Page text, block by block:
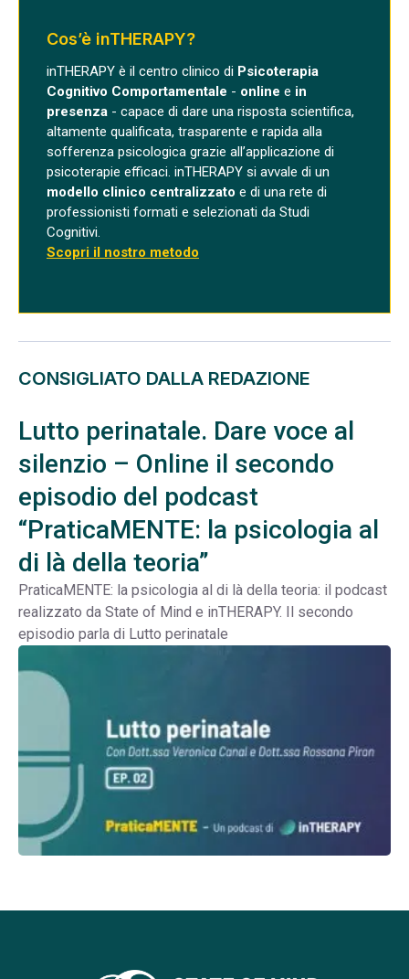
Cos’è inTHERAPY?
inTHERAPY è il centro clinico di Psicoterapia
Cognitivo Comportamentale - online e in
presenza - capace di dare una risposta scientifica,
altamente qualificata, trasparente e rapida alla
sofferenza psicologica grazie all’applicazione di
psicoterapie efficaci. inTHERAPY si avvale di un
modello clinico centralizzato e di una rete di
professionisti formati e selezionati da Studi
Cognitivi.
Scopri il nostro metodo
CONSIGLIATO DALLA REDAZIONE
Lutto perinatale. Dare voce al
silenzio – Online il secondo
episodio del podcast
“PraticaMENTE: la psicologia al
di là della teoria”
PraticaMENTE: la psicologia al di là della teoria: il podcast
realizzato da State of Mind e inTHERAPY. Il secondo
episodio parla di Lutto perinatale